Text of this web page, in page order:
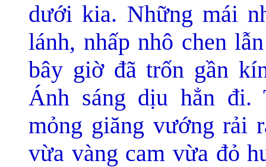
dưới kia. Những mái
lánh, nhấp nhô chen
bây giờ đã trốn gần
Ánh sáng dịu hẳn đi.
mỏng giăng vướng rải
vừa vàng cam vừa đỏ